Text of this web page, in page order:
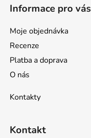
Informace pro vás
Moje objednávka
Recenze
Platba a doprava
O nás
Kontakty
Kontakt